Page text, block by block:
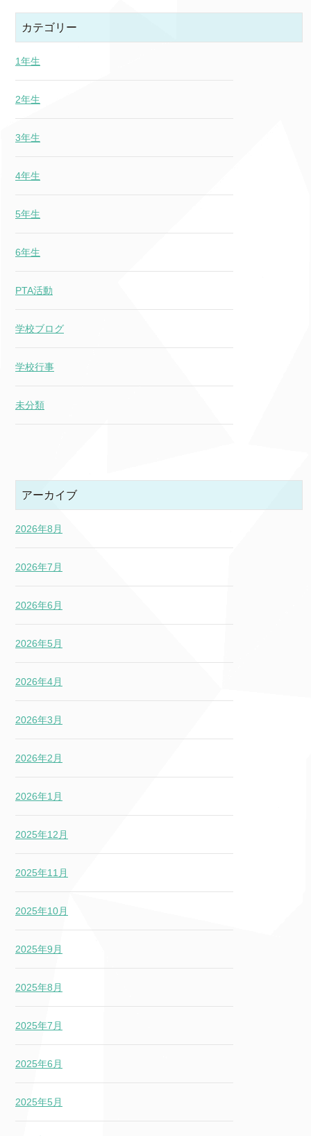
カテゴリー
1年生
2年生
3年生
4年生
5年生
6年生
PTA活動
学校ブログ
学校行事
未分類
アーカイブ
2026年8月
2026年7月
2026年6月
2026年5月
2026年4月
2026年3月
2026年2月
2026年1月
2025年12月
2025年11月
2025年10月
2025年9月
2025年8月
2025年7月
2025年6月
2025年5月